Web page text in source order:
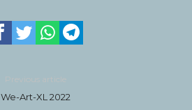
Previous article
We-Art-XL 2022